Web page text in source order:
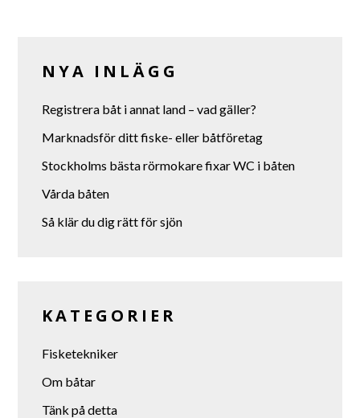
NYA INLÄGG
Registrera båt i annat land – vad gäller?
Marknadsför ditt fiske- eller båtföretag
Stockholms bästa rörmokare fixar WC i båten
Vårda båten
Så klär du dig rätt för sjön
KATEGORIER
Fisketekniker
Om båtar
Tänk på detta